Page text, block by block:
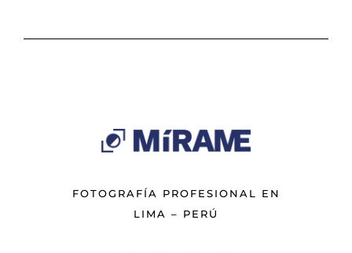
FOTOGRAFÍA PROFESIONAL EN
LIMA – PERÚ